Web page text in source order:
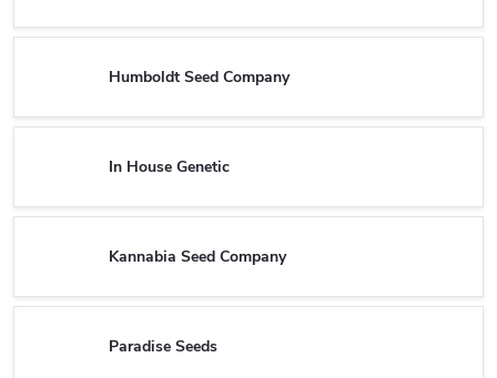
Humboldt Seed Company
In House Genetic
Kannabia Seed Company
Paradise Seeds